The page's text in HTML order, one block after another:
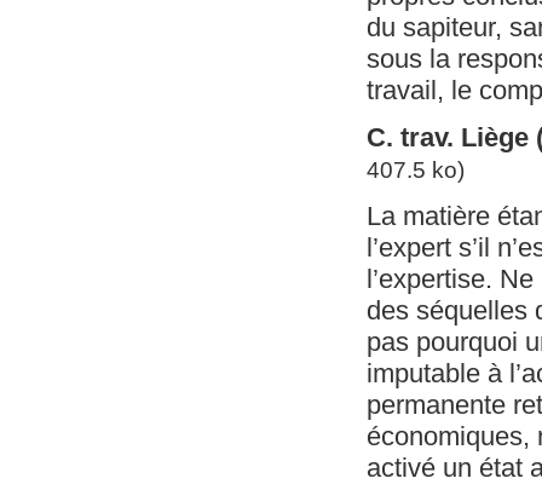
du sapiteur,
sous la
travail, le
C. trav. Liège
407.5 ko)
La matière
l’expert s’il
l’expertise.
des séquelles
pas pourquoi
imputable à
permanente
économiques,
activé un état